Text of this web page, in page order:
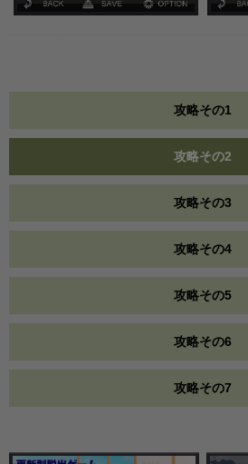
攻略その1
攻略その2
攻略その3
攻略その4
攻略その5
攻略その6
攻略その7